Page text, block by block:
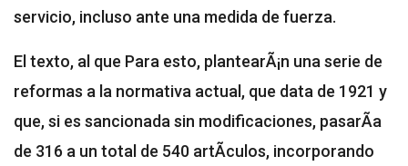
servicio, incluso ante una medida de fuerza.
El texto, al que Para esto, plantearÃ¡n una serie de
reformas a la normativa actual, que data de 1921 y
que, si es sancionada sin modificaciones, pasarÃ­a
de 316 a un total de 540 artÃ­culos, incorporando